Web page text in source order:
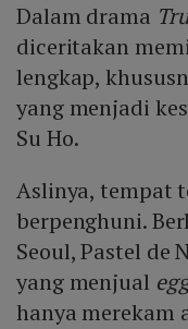
Dalam drama
diceritakan
lengkap,
yang menjadi
Su Ho.
Aslinya, tempat
berpenghuni.
Seoul, Pastel de
yang menjual
hanya merekam